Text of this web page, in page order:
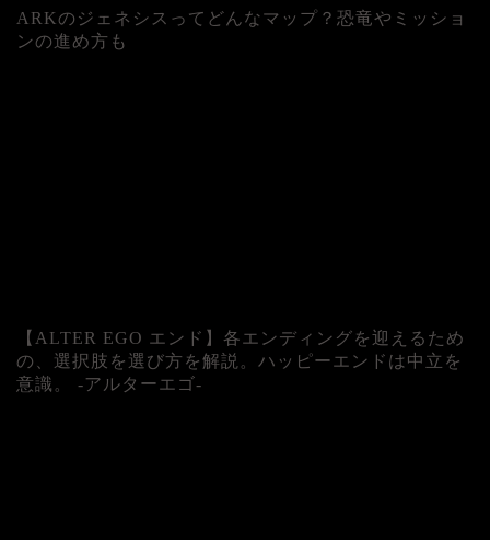
ARKのジェネシスってどんなマップ？恐竜やミッショ
ンの進め方も
【ALTER EGO エンド】各エンディングを迎えるため
の、選択肢を選び方を解説。ハッピーエンドは中立を
意識。 -アルターエゴ-